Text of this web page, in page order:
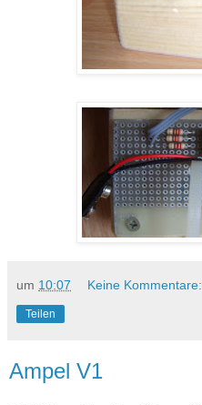
um 10:07 Keine Kommentare:
Teilen
Ampel V1